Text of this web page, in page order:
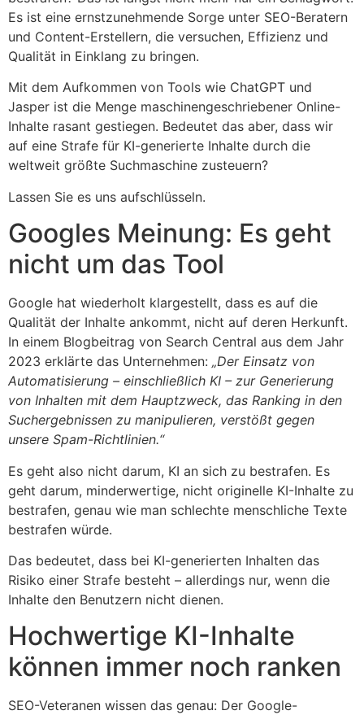
Es ist eine ernstzunehmende Sorge unter SEO-Beratern
und Content-Erstellern, die versuchen, Effizienz und
Qualität in Einklang zu bringen.
Mit dem Aufkommen von Tools wie ChatGPT und
Jasper ist die Menge maschinengeschriebener Online-
Inhalte rasant gestiegen. Bedeutet das aber, dass wir
auf eine Strafe für KI-generierte Inhalte durch die
weltweit größte Suchmaschine zusteuern?
Lassen Sie es uns aufschlüsseln.
Googles Meinung: Es geht
nicht um das Tool
Google hat wiederholt klargestellt, dass es auf die
Qualität der Inhalte ankommt, nicht auf deren Herkunft.
In einem Blogbeitrag von Search Central aus dem Jahr
2023 erklärte das Unternehmen: „Der Einsatz von
Automatisierung – einschließlich KI – zur Generierung
von Inhalten mit dem Hauptzweck, das Ranking in den
Suchergebnissen zu manipulieren, verstößt gegen
unsere Spam-Richtlinien.“
Es geht also nicht darum, KI an sich zu bestrafen. Es
geht darum, minderwertige, nicht originelle KI-Inhalte zu
bestrafen, genau wie man schlechte menschliche Texte
bestrafen würde.
Das bedeutet, dass bei KI-generierten Inhalten das
Risiko einer Strafe besteht – allerdings nur, wenn die
Inhalte den Benutzern nicht dienen.
Hochwertige KI-Inhalte
können immer noch ranken
SEO-Veteranen wissen das genau: Der Google-